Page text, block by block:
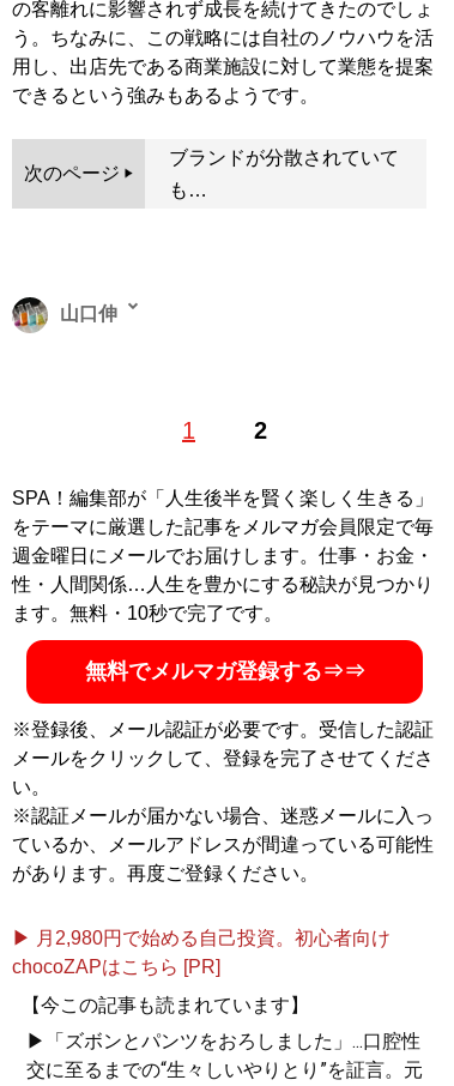
の客離れに影響されず成長を続けてきたのでしょ
う。ちなみに、この戦略には自社のノウハウを活
用し、出店先である商業施設に対して業態を提案
できるという強みもあるようです。
次のページ
ブランドが分散されていて
も…
1 2
山口伸
や都市開発の記事を執筆する。取得した資格は簿記、フ
書を読むこと。 Twitter：@shin_yamaguchi_
記事一覧へ
SPA！編集部が「人生後半を賢く楽しく生きる」
をテーマに厳選した記事をメルマガ会員限定で毎
週金曜日にメールでお届けします。仕事・お金・
性・人間関係…人生を豊かにする秘訣が見つかり
ます。無料・10秒で完了です。
無料でメルマガ登録する⇒⇒
※登録後、メール認証が必要です。受信した認証
メールをクリックして、登録を完了させてくださ
い。
※認証メールが届かない場合、迷惑メールに入っ
ているか、メールアドレスが間違っている可能性
があります。再度ご登録ください。
▶ 月2,980円で始める自己投資。初心者向け
chocoZAPはこちら [PR]
【今この記事も読まれています】
▶「ズボンとパンツをおろしました」...口腔性
交に至るまでの“生々しいやりとり”を証言。元